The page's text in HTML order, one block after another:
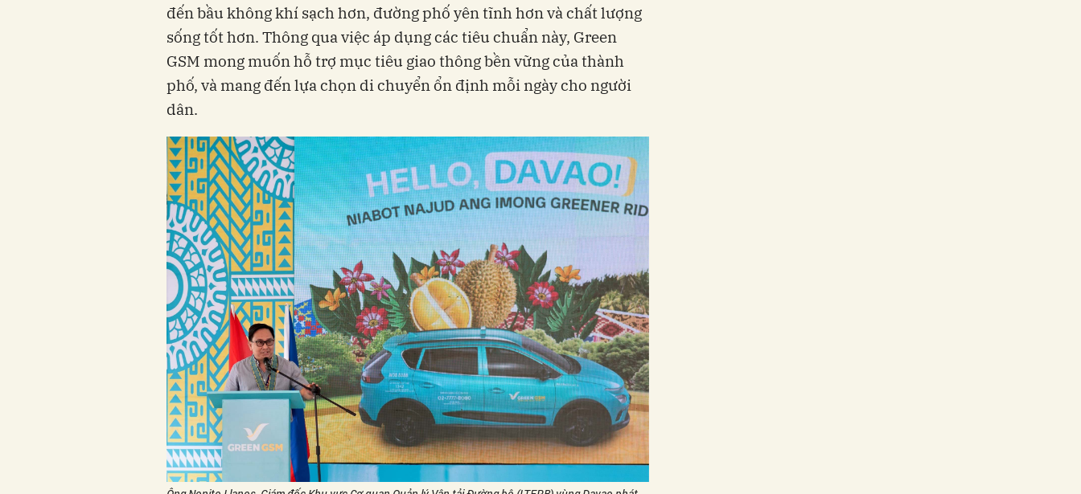
đến bầu không khí sạch hơn, đường phố yên tĩnh hơn và chất lượng
sống tốt hơn. Thông qua việc áp dụng các tiêu chuẩn này, Green
GSM mong muốn hỗ trợ mục tiêu giao thông bền vững của thành
phố, và mang đến lựa chọn di chuyển ổn định mỗi ngày cho người
dân.